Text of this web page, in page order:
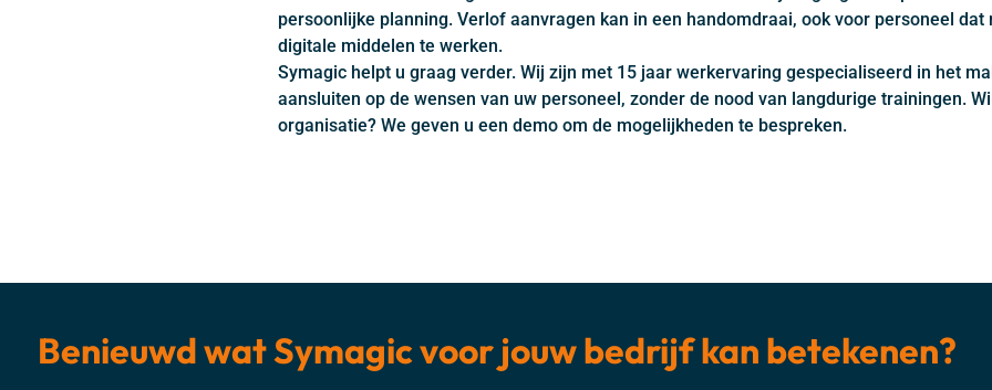
persoonlijke planning. Verlof aanvragen kan in een handomdraai, ook voor personeel dat
digitale middelen te werken.
Symagic helpt u graag verder. Wij zijn met 15 jaar werkervaring gespecialiseerd in het
aansluiten op de wensen van uw personeel, zonder de nood van langdurige trainingen.
organisatie? We geven u een demo om de mogelijkheden te bespreken.
Benieuwd wat Symagic voor jouw bedrijf kan betekenen?